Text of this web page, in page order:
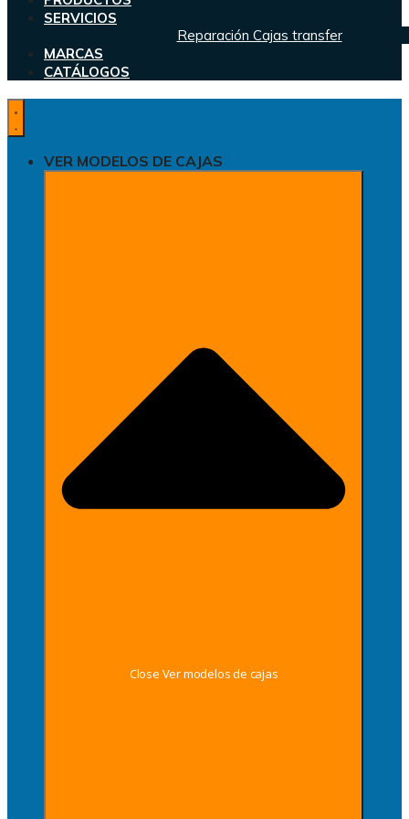
SERVICIOS
Reparación Cajas transfer
MARCAS
CATÁLOGOS
VER MODELOS DE CAJAS
Close Ver modelos de cajas